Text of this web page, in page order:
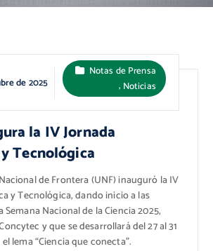
de 2025
Notas de Prensa
, Noticias
la IV Jornada
Tecnológica
de Frontera (UNF) inauguró la IV
y Tecnológica, dando inicio a las
Semana Nacional de la Ciencia 2025,
y que se desarrollará del 27 al 31
lema “Ciencia que conecta”.